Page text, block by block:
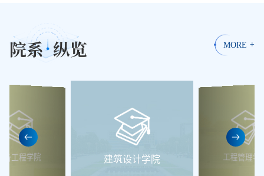
院系 纵览 MORE +
备工程学院 建筑设计学院 工程管理学